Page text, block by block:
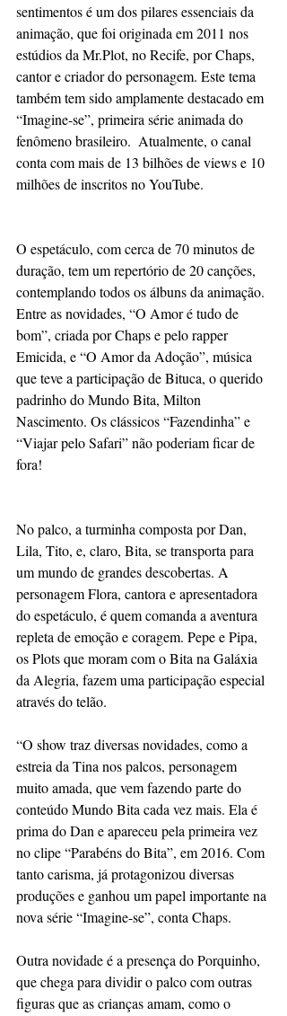
sentimentos é um dos pilares essenciais da
animação, que foi originada em 2011 nos
estúdios da Mr.Plot, no Recife, por Chaps,
cantor e criador do personagem. Este tema
também tem sido amplamente destacado em
“Imagine-se”, primeira série animada do
fenômeno brasileiro.  Atualmente, o canal
conta com mais de 13 bilhões de views e 10
milhões de inscritos no YouTube.
O espetáculo, com cerca de 70 minutos de
duração, tem um repertório de 20 canções,
contemplando todos os álbuns da animação.
Entre as novidades, “O Amor é tudo de
bom”, criada por Chaps e pelo rapper
Emicida, e “O Amor da Adoção”, música
que teve a participação de Bituca, o querido
padrinho do Mundo Bita, Milton
Nascimento. Os clássicos “Fazendinha” e
“Viajar pelo Safari” não poderiam ficar de
fora!
No palco, a turminha composta por Dan,
Lila, Tito, e, claro, Bita, se transporta para
um mundo de grandes descobertas. A
personagem Flora, cantora e apresentadora
do espetáculo, é quem comanda a aventura
repleta de emoção e coragem. Pepe e Pipa,
os Plots que moram com o Bita na Galáxia
da Alegria, fazem uma participação especial
através do telão.
“O show traz diversas novidades, como a
estreia da Tina nos palcos, personagem
muito amada, que vem fazendo parte do
conteúdo Mundo Bita cada vez mais. Ela é
prima do Dan e apareceu pela primeira vez
no clipe “Parabéns do Bita”, em 2016. Com
tanto carisma, já protagonizou diversas
produções e ganhou um papel importante na
nova série “Imagine-se”, conta Chaps.
Outra novidade é a presença do Porquinho,
que chega para dividir o palco com outras
figuras que as crianças amam, como o